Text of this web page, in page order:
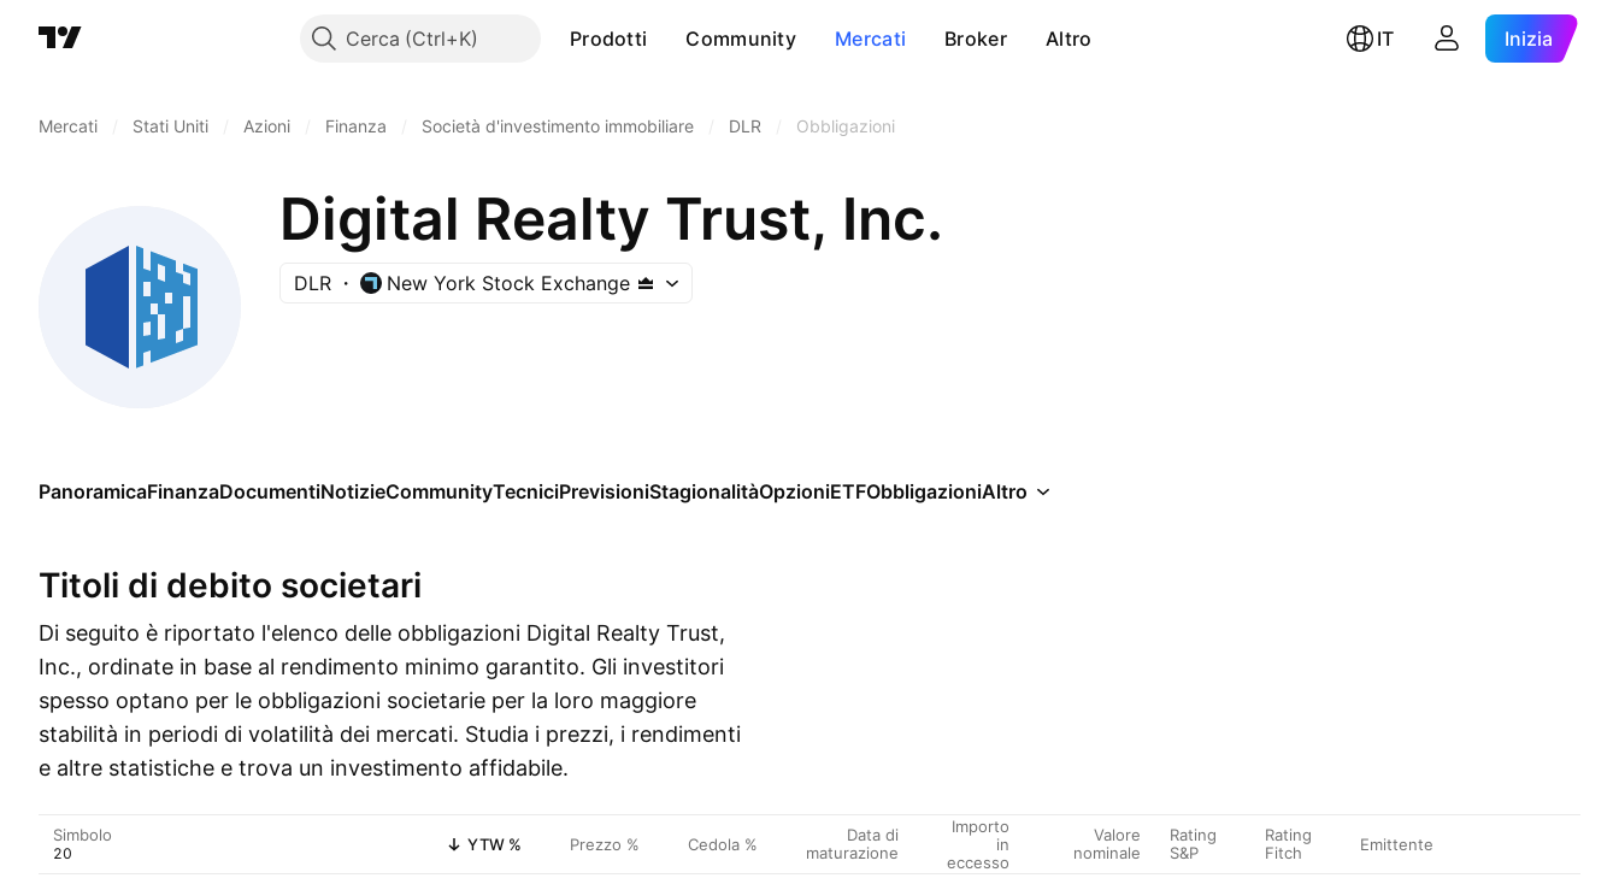
Cerca Prodotti Community Mercati Broker Altro IT Inizia
Mercati Stati Uniti Azioni Finanza Società d'investimento immobiliare DLR Obbligazioni
Digital Realty Trust, Inc.
DLR New York Stock Exchange
PanoramicaFinanzaDocumentiNotizieCommunityTecniciPrevisioniStagionalitàOpzioniETFObbligazioniAltro
Titoli di debito societari
Di seguito è riportato l'elenco delle obbligazioni Digital Realty Trust,
Inc., ordinate in base al rendimento minimo garantito. Gli investitori
spesso optano per le obbligazioni societarie per la loro maggiore
stabilità in periodi di volatilità dei mercati. Studia i prezzi, i rendimenti
e altre statistiche e trova un investimento affidabile.
Simbolo YTW % Prezzo % Cedola %
Data di
maturazione
Importo
in
eccesso
Valore
nominale
Rating
S&P
Rating
Fitch
Emittente